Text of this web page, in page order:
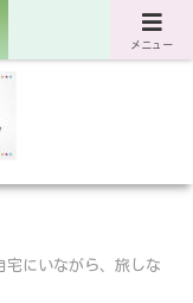
マガジン
宅にいながら、旅しな
メニュー